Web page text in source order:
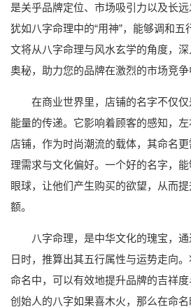
是关乎品牌定位、市场吸引力以及长远
犹如八字命理中的“用神”，能够调和
文将从八字命理与风水玄学的角度，
奥秘，助力您的品牌在激烈的市场竞争
在商业世界里，店铺的名字不仅
能量的传递。它影响着顾客的感知，
店铺，作为时尚潮流的载体，其命名
理需求与文化偏好。一个好的名字，
眼球，让他们产生购买的欲望，从而
额。
八字命理，是中华文化的瑰宝，
日时，推算出其五行属性与运势走向
命名中，可以有效地提升品牌的吉祥
创始人的八字如果喜木火，那么在命